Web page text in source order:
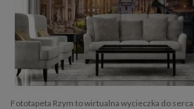
Fototapeta Rzym to wirtualna wycieczka do